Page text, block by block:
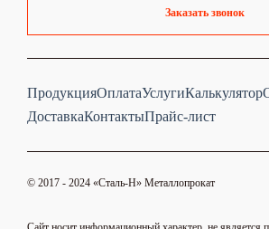
ПродукцияОплатаУслугиКалькулятор
ДоставкаКонтактыПрайс-лист
Заказать звонок
© 2017 - 2024 «Cталь-Н» Металлопрокат